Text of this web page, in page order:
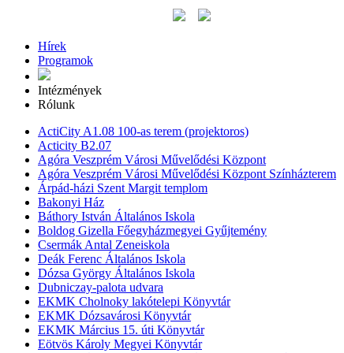
Hírek
Programok
Intézmények
Rólunk
ActiCity A1.08 100-as terem (projektoros)
Acticity B2.07
Agóra Veszprém Városi Művelődési Központ
Agóra Veszprém Városi Művelődési Központ Színházterem
Árpád-házi Szent Margit templom
Bakonyi Ház
Báthory István Általános Iskola
Boldog Gizella Főegyházmegyei Gyűjtemény
Csermák Antal Zeneiskola
Deák Ferenc Általános Iskola
Dózsa György Általános Iskola
Dubniczay-palota udvara
EKMK Cholnoky lakótelepi Könyvtár
EKMK Dózsavárosi Könyvtár
EKMK Március 15. úti Könyvtár
Eötvös Károly Megyei Könyvtár